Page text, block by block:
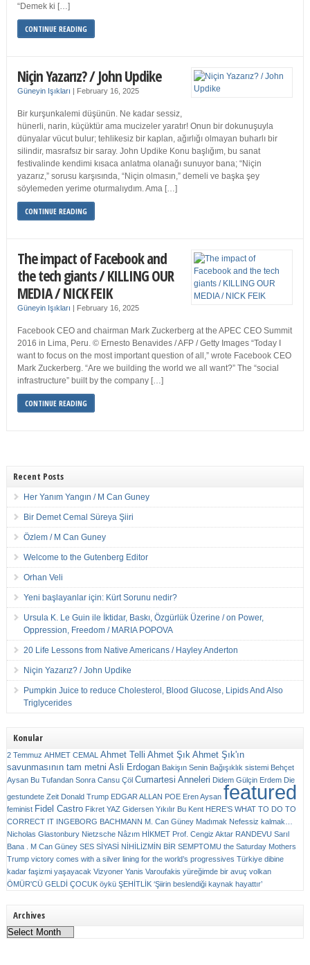
“Demek ki […]
CONTINUE READING
Niçin Yazarız? / John Updike
Güneyin Işıkları | February 16, 2025
Bir kurşunkalemi düşünün. Ne kadar sessiz,
hünerli, narin, küçüktür ama mucizeler yaratır! Onun bir dokunuşuyla
dünyalar vücut bulur; tehlikesiz bir kaplan, ağırlığı olmayan buharlı bir
silindir, masrafsız bir saray. John Updike Konu başlığım, bu sanat
festivalinde kendimi kısaca anlatma olanağı sunuyor bana; “Niçin
yazarız,” sorusu karşısında, “Niçin olmasın,” demeli ve başka şey
söylemeden yerime oturmalıydım. Ama […]
CONTINUE READING
The impact of Facebook and
the tech giants / KILLING OUR
MEDIA / NICK FEIK
Güneyin Işıkları | February 16, 2025
Facebook CEO and chairman Mark Zuckerberg at the APEC CEO Summit
2016 in Lima, Peru. © Ernesto Benavides / AFP / Getty Images “Today I
want to focus on the most important question of all,” wrote Facebook CEO
Mark Zuckerberg. “Are we building the world we all want?” The “social
infrastructure” built by the company […]
CONTINUE READING
Recent Posts
Her Yanım Yangın / M Can Guney
Bir Demet Cemal Süreya Şiiri
Özlem / M Can Guney
Welcome to the Gutenberg Editor
Orhan Veli
Yeni başlayanlar için: Kürt Sorunu nedir?
Ursula K. Le Guin ile İktidar, Baskı, Özgürlük Üzerine / on Power,
Oppression, Freedom / MARIA POPOVA
20 Life Lessons from Native Americans / Hayley Anderton
Niçin Yazarız? / John Updike
Pumpkin Juice to reduce Cholesterol, Blood Glucose, Lipids And Also
Triglycerides
Konular
2 Temmuz AHMET CEMAL Ahmet Telli Ahmet Şık Ahmet Şık'ın
savunmasının tam metni Asli Erdogan Bakişın Senin Bağışıklık sistemi Behçet
Aysan Bu Tufandan Sonra Cansu Çöl Cumartesi Anneleri Didem Gülçin Erdem Die
gestundete Zeit Donald Trump EDGAR ALLAN POE Eren Aysan featured
feminist Fidel Castro Fikret YAZ Gidersen Yıkılır Bu Kent HERE’S WHAT TO DO TO
CORRECT IT INGEBORG BACHMANN M. Can Güney Madımak Nefessiz kalmak…
Nicholas Glastonbury Nietzsche Nâzım HİKMET Prof. Cengiz Aktar RANDEVU Sarıl
Bana . M Can Güney SES SİYASİ NİHİLİZMİN BİR SEMPTOMU the Saturday Mothers
Trump victory comes with a silver lining for the world’s progressives Türkiye dibine
kadar faşizmi yaşayacak Vizyoner Yanis Varoufakis yüreğimde bir avuç volkan
ÖMÜR'CÜ GELDİ ÇOCUK öykü ŞEHİTLİK ‘Şiirin beslendiği kaynak hayattır’
Archives
Archives